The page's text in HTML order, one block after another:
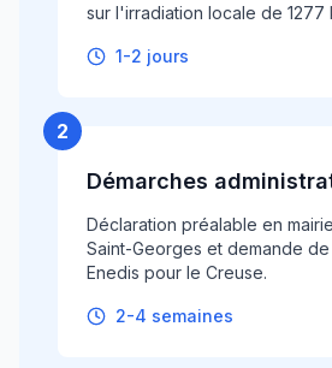
sur l'irradiation locale de 1277
1-2 jours
2
Démarches
Déclaration préalable en
Saint-Georges et demande
Enedis pour le Creuse.
2-4 semaines